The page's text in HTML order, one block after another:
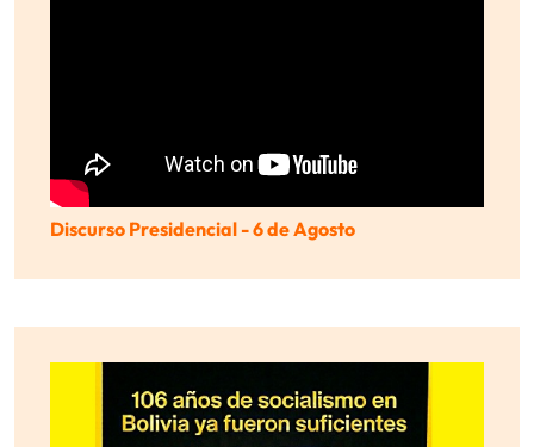
Discurso Presidencial - 6 de Agosto